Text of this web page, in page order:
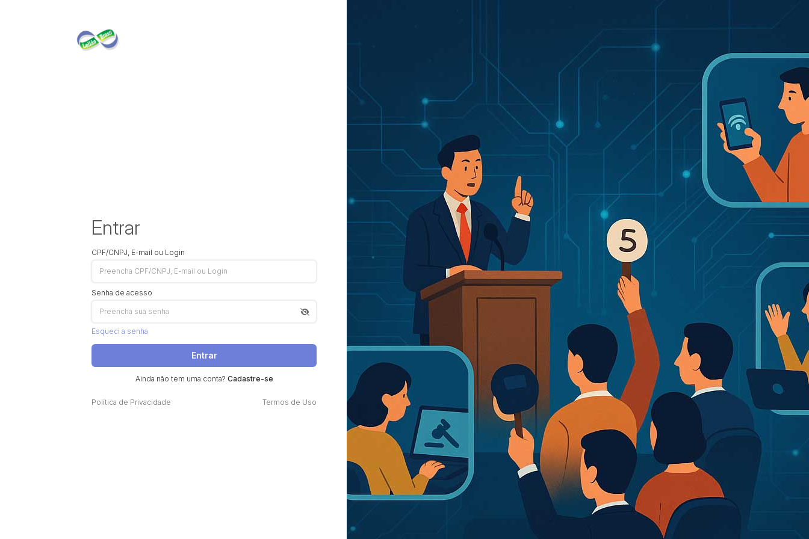
Entrar
CPF/CNPJ, E-mail ou Login
Senha de acesso
Esqueci a senha
Entrar
Ainda não tem uma conta? Cadastre-se
Política de Privacidade Termos de Uso